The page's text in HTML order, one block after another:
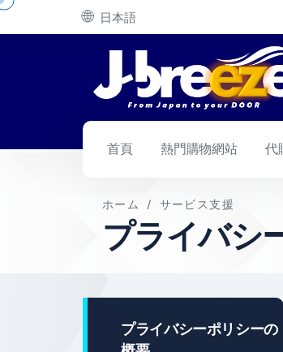
🌐 日本語
首頁 熱門購物網站 代
ホーム / サービス支援
プライバシ
プライバシーポリシーの